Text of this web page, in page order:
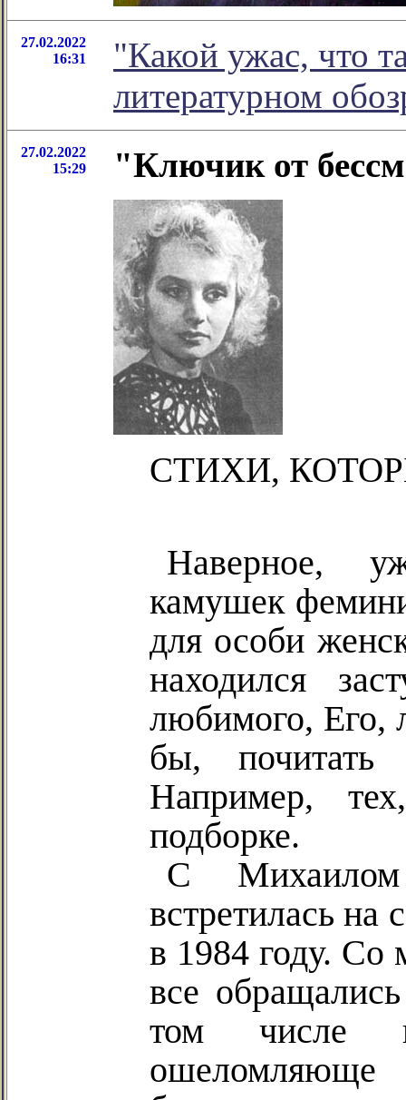
27.02.2022
16:31
"Какой ужас, что
литературном
27.02.2022
15:29
"Ключик от
СТИХИ,
Наверное,
камушек
для особи
находился
любимого, Его,
бы, почитать
Например,
подборке.
С
встретилась на
в 1984 году. Со
все
том числе